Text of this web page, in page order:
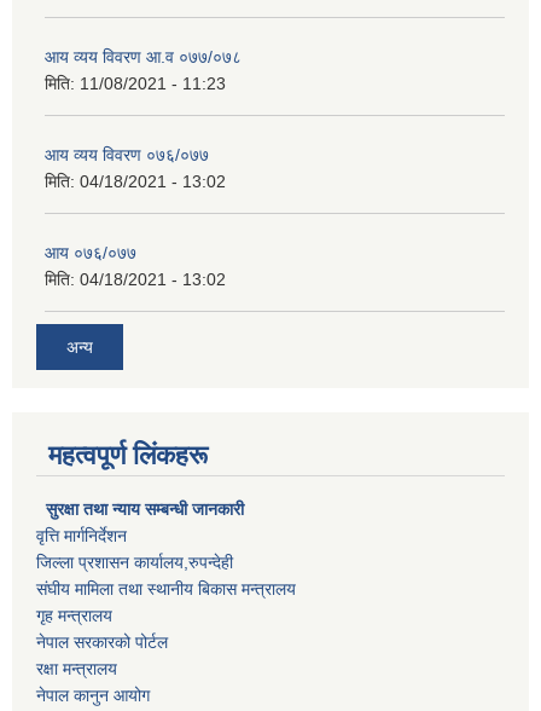
आय व्यय विवरण आ.व ०७७/०७८
मिति: 11/08/2021 - 11:23
आय व्यय विवरण ०७६/०७७
मिति: 04/18/2021 - 13:02
आय ०७६/०७७
मिति: 04/18/2021 - 13:02
अन्य
महत्वपूर्ण लिंकहरू
सुरक्षा तथा न्याय सम्बन्धी जानकारी
वृत्ति मार्गनिर्देशन
जिल्ला प्रशासन कार्यालय,रुपन्देही
संघीय मामिला तथा स्थानीय बिकास मन्त्रालय
गृह मन्त्रालय
नेपाल सरकारको पोर्टल
रक्षा मन्त्रालय
नेपाल कानुन आयोग